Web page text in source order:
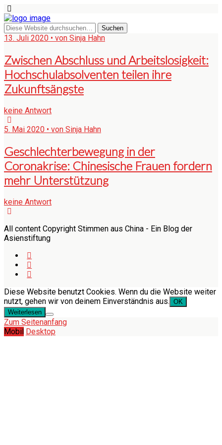
13. Juli 2020 • von Sinja Hahn
Zwischen Abschluss und Arbeitslosigkeit:
Hochschulabsolventen teilen ihre
Zukunftsängste
keine Antwort
5. Mai 2020 • von Sinja Hahn
Geschlechterbewegung in der
Coronakrise: Chinesische Frauen fordern
mehr Unterstützung
keine Antwort
All content Copyright Stimmen aus China - Ein Blog der
Asienstiftung
Diese Website benutzt Cookies. Wenn du die Website weiter
nutzt, gehen wir von deinem Einverständnis aus. OK
Weiterlesen
Zum Seitenanfang
Mobil Desktop